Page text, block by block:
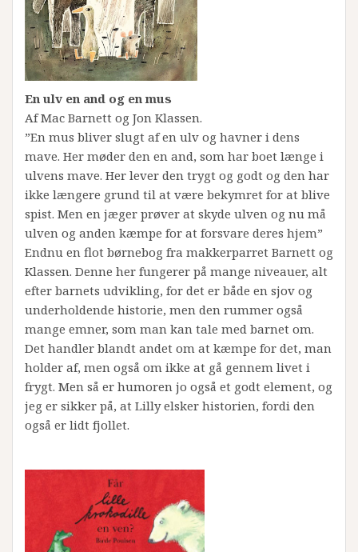
En ulv en and og en mus
Af Mac Barnett og Jon Klassen.
”En mus bliver slugt af en ulv og havner i dens
mave. Her møder den en and, som har boet længe i
ulvens mave. Her lever den trygt og godt og den har
ikke længere grund til at være bekymret for at blive
spist. Men en jæger prøver at skyde ulven og nu må
ulven og anden kæmpe for at forsvare deres hjem”
Endnu en flot børnebog fra makkerparret Barnett og
Klassen. Denne her fungerer på mange niveauer, alt
efter barnets udvikling, for det er både en sjov og
underholdende historie, men den rummer også
mange emner, som man kan tale med barnet om.
Det handler blandt andet om at kæmpe for det, man
holder af, men også om ikke at gå gennem livet i
frygt. Men så er humoren jo også et godt element, og
jeg er sikker på, at Lilly elsker historien, fordi den
også er lidt fjollet.